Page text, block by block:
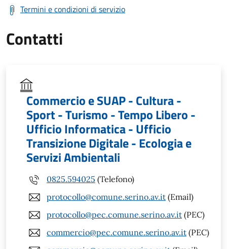
Termini e condizioni di servizio
Contatti
Commercio e SUAP - Cultura -
Sport - Turismo - Tempo Libero -
Ufficio Informatica - Ufficio
Transizione Digitale - Ecologia e
Servizi Ambientali
0825.594025 (Telefono)
protocollo@comune.serino.av.it (Email)
protocollo@pec.comune.serino.av.it (PEC)
commercio@pec.comune.serino.av.it (PEC)